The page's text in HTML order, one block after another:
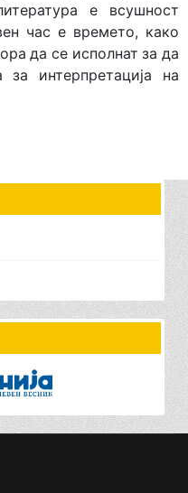
е всушност
час е времето, како
да се исполнат за да
интерпретација на